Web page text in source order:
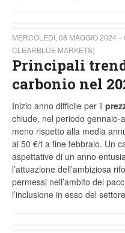
MERCOLEDÌ, 08 MAGGIO 2024
CLEARBLUE MARKETS)
Principali
carbonio nel
Inizio anno difficile per il
chiude, nel periodo gennaio-
meno rispetto alla media
ai 50 €/t a fine febbraio. Un
aspettative di un anno
l’attuazione dell’ambiziosa
permessi nell’ambito del
l’inclusione in esso del